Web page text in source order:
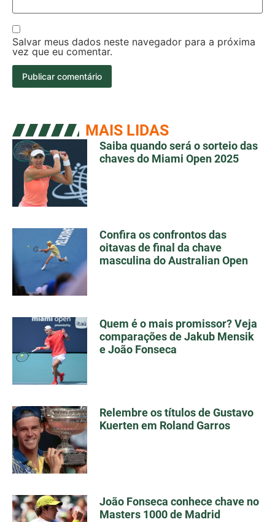
Salvar meus dados neste navegador para a próxima
vez que eu comentar.
MAIS LIDAS
Saiba quando será o sorteio das
chaves do Miami Open 2025
Confira os confrontos das
oitavas de final da chave
masculina do Australian Open
Quem é o mais promissor? Veja
comparações de Jakub Mensik
e João Fonseca
Relembre os títulos de Gustavo
Kuerten em Roland Garros
João Fonseca conhece chave no
Masters 1000 de Madrid